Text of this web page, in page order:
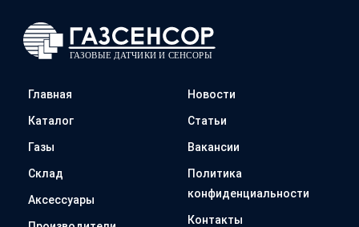
Главная
Каталог
Газы
Склад
Аксессуары
Новости
Статьи
Вакансии
Политика
конфиденциальности
Контакты